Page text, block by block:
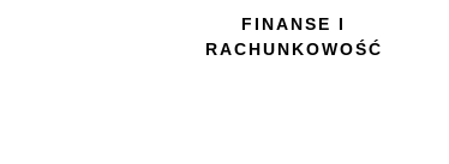
FINANSE I
RACHUNKOWOŚĆ